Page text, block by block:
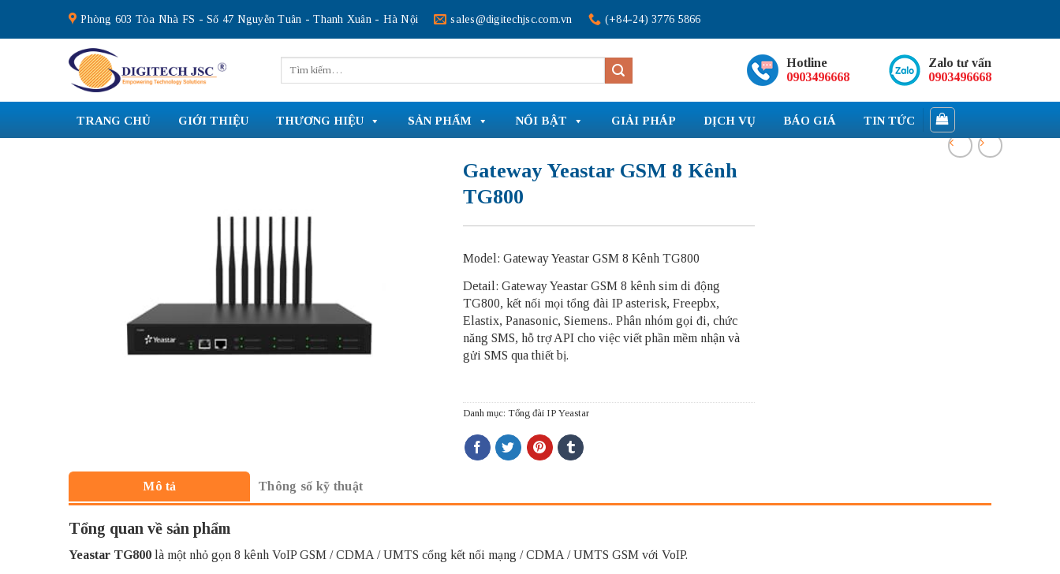
content
Phòng 603 Tòa Nhà FS - Số 47 Nguyễn Tuân - Thanh Xuân - Hà Nội sales@digitechjsc.com.vn (+84-24) 3776 5866
kiếm:
Hotline
0903496668
Zalo tư vấn
0903496668
TRANG CHỦ GIỚI THIỆU THƯƠNG HIỆU SẢN PHẨM NỔI BẬT GIẢI PHÁP DỊCH VỤ BÁO GIÁ TIN TỨC
Gateway Yeastar GSM 8 Kênh
TG800
Model: Gateway Yeastar GSM 8 Kênh TG800
Detail: Gateway Yeastar GSM 8 kênh sim di động
TG800, kết nối mọi tổng đài IP asterisk, Freepbx,
Elastix, Panasonic, Siemens.. Phân nhóm gọi đi, chức
năng SMS, hỗ trợ API cho việc viết phần mềm nhận và
gửi SMS qua thiết bị.
Danh mục: Tổng đài IP Yeastar
Mô tả Thông số kỹ thuật
Tổng quan về sản phẩm
Yeastar TG800 là một nhỏ gọn 8 kênh VoIP GSM / CDMA / UMTS cổng kết nối mạng / CDMA / UMTS GSM với VoIP.